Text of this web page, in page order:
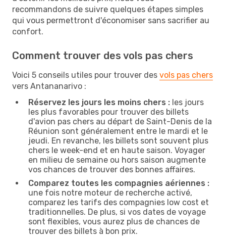
recommandons de suivre quelques étapes simples
qui vous permettront d'économiser sans sacrifier au
confort.
Comment trouver des vols pas chers
Voici 5 conseils utiles pour trouver des vols pas chers
vers Antananarivo :
Réservez les jours les moins chers : les jours
les plus favorables pour trouver des billets
d'avion pas chers au départ de Saint-Denis de la
Réunion sont généralement entre le mardi et le
jeudi. En revanche, les billets sont souvent plus
chers le week-end et en haute saison. Voyager
en milieu de semaine ou hors saison augmente
vos chances de trouver des bonnes affaires.
Comparez toutes les compagnies aériennes :
une fois notre moteur de recherche activé,
comparez les tarifs des compagnies low cost et
traditionnelles. De plus, si vos dates de voyage
sont flexibles, vous aurez plus de chances de
trouver des billets à bon prix.